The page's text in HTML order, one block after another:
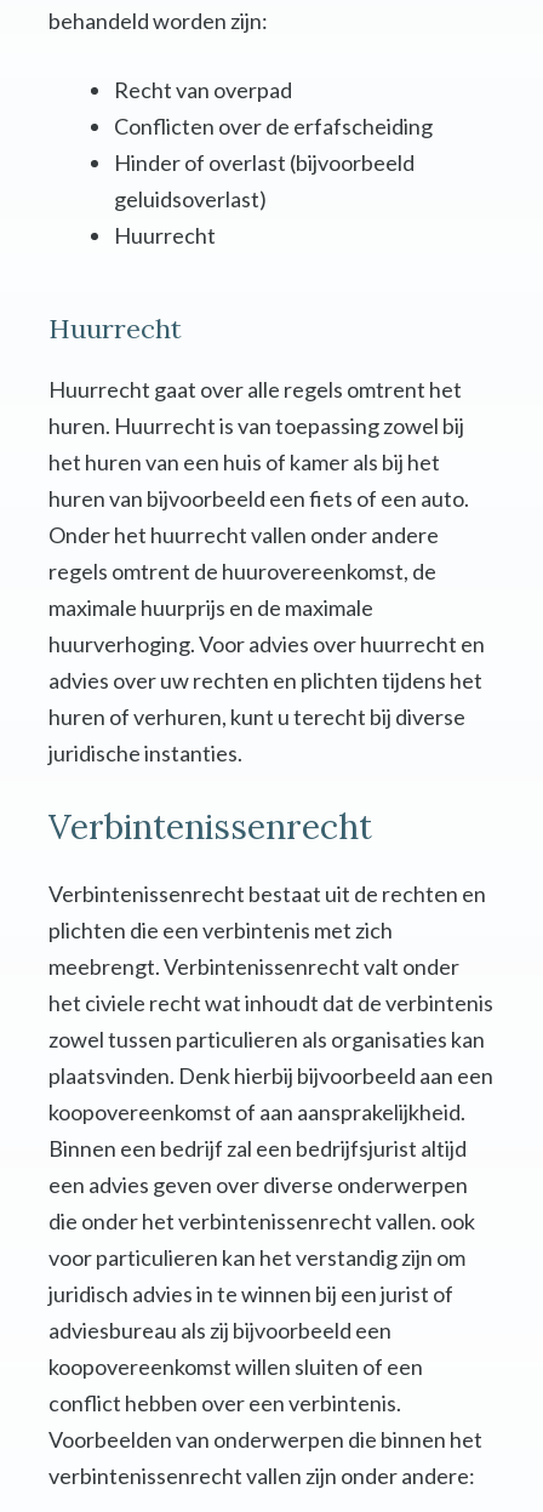
behandeld worden zijn:
Recht van overpad
Conflicten over de erfafscheiding
Hinder of overlast (bijvoorbeeld
geluidsoverlast)
Huurrecht
Huurrecht
Huurrecht gaat over alle regels omtrent het
huren. Huurrecht is van toepassing zowel bij
het huren van een huis of kamer als bij het
huren van bijvoorbeeld een fiets of een auto.
Onder het huurrecht vallen onder andere
regels omtrent de huurovereenkomst, de
maximale huurprijs en de maximale
huurverhoging. Voor advies over huurrecht en
advies over uw rechten en plichten tijdens het
huren of verhuren, kunt u terecht bij diverse
juridische instanties.
Verbintenissenrecht
Verbintenissenrecht bestaat uit de rechten en
plichten die een verbintenis met zich
meebrengt. Verbintenissenrecht valt onder
het civiele recht wat inhoudt dat de verbintenis
zowel tussen particulieren als organisaties kan
plaatsvinden. Denk hierbij bijvoorbeeld aan een
koopovereenkomst of aan aansprakelijkheid.
Binnen een bedrijf zal een bedrijfsjurist altijd
een advies geven over diverse onderwerpen
die onder het verbintenissenrecht vallen. ook
voor particulieren kan het verstandig zijn om
juridisch advies in te winnen bij een jurist of
adviesbureau als zij bijvoorbeeld een
koopovereenkomst willen sluiten of een
conflict hebben over een verbintenis.
Voorbeelden van onderwerpen die binnen het
verbintenissenrecht vallen zijn onder andere: